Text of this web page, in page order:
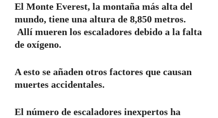
El Monte Everest, la montaña más alta del
mundo, tiene una altura de 8,850 metros.
Allí mueren los escaladores debido a la falta
de oxígeno.
A esto se añaden otros factores que causan
muertes accidentales.
El número de escaladores inexpertos ha